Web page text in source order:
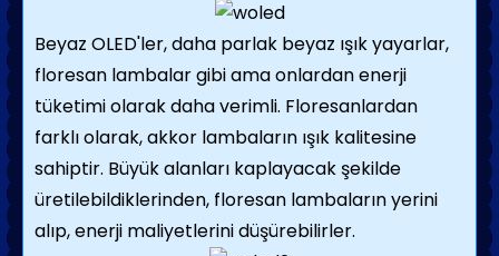
Beyaz OLED'ler, daha parlak beyaz ışık yayarlar,
floresan lambalar gibi ama onlardan enerji
tüketimi olarak daha verimli. Floresanlardan
farklı olarak, akkor lambaların ışık kalitesine
sahiptir. Büyük alanları kaplayacak şekilde
üretilebildiklerinden, floresan lambaların yerini
alıp, enerji maliyetlerini düşürebilirler.